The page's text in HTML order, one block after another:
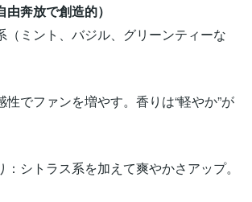
奔放で創造的）
（ミント、バジル、グリーンティーな
性でファンを増やす。香りは“軽やか”が
シトラス系を加えて爽やかさアップ。